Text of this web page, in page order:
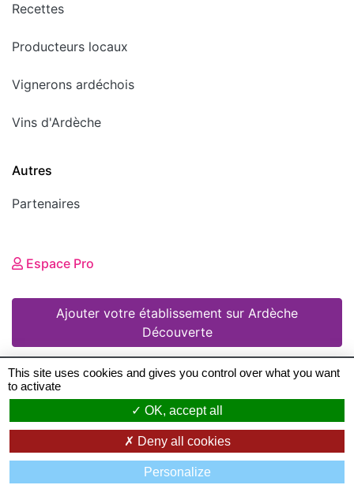
Recettes
Producteurs locaux
Vignerons ardéchois
Vins d'Ardèche
Autres
Partenaires
Espace Pro
Ajouter votre établissement sur Ardèche
Découverte
© 2008 - 2026 Ardèche Découverte •
légales•Conditions Générales d'Utilisation•
Création de sites Internet en Ardeche: Zéfyx ©
This site uses cookies and gives you control over what you want
to activate
OK, accept all
Deny all cookies
Personalize